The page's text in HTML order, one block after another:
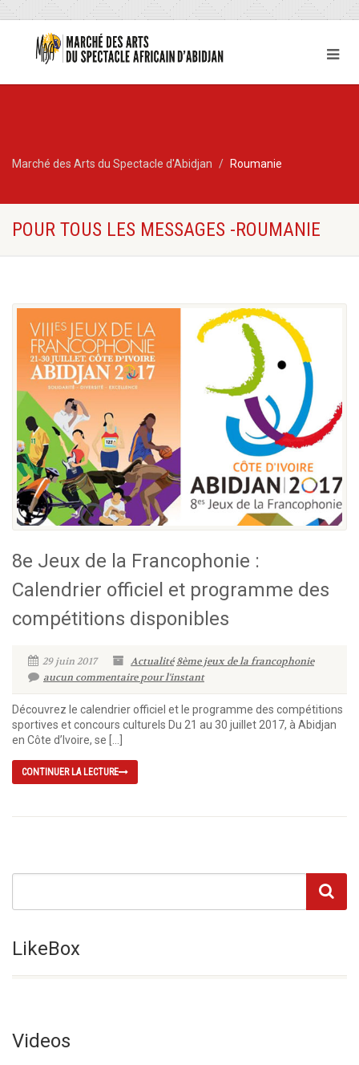
Marché des Arts du Spectacle d'Abidjan Roumanie
POUR TOUS LES MESSAGES -ROUMANIE
8e Jeux de la Francophonie :
Calendrier officiel et programme des
compétitions disponibles
29 juin 2017 Actualité 8ème jeux de la francophonie
aucun commentaire pour l'instant
Découvrez le calendrier officiel et le programme des compétitions
sportives et concours culturels Du 21 au 30 juillet 2017, à Abidjan
en Côte d’Ivoire, se […]
CONTINUER LA LECTURE
LikeBox
Videos